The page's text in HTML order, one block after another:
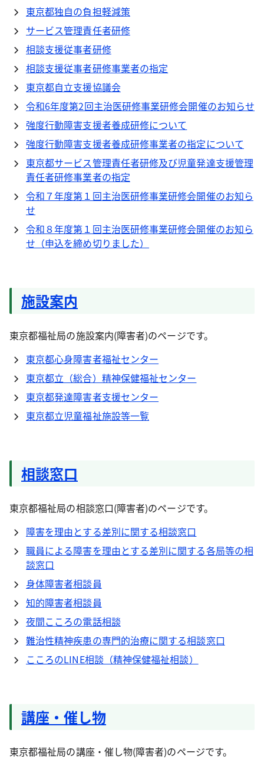
東京都独自の負担軽減策
サービス管理責任者研修
相談支援従事者研修
相談支援従事者研修事業者の指定
東京都自立支援協議会
令和6年度第2回主治医研修事業研修会開催のお知らせ
強度行動障害支援者養成研修について
強度行動障害支援者養成研修事業者の指定について
東京都サービス管理責任者研修及び児童発達支援管理
責任者研修事業者の指定
令和７年度第１回主治医研修事業研修会開催のお知ら
せ
令和８年度第１回主治医研修事業研修会開催のお知ら
せ（申込を締め切りました）
施設案内
東京都福祉局の施設案内(障害者)のページです。
東京都心身障害者福祉センター
東京都立（総合）精神保健福祉センター
東京都発達障害者支援センター
東京都立児童福祉施設等一覧
相談窓口
東京都福祉局の相談窓口(障害者)のページです。
障害を理由とする差別に関する相談窓口
職員による障害を理由とする差別に関する各局等の相
談窓口
身体障害者相談員
知的障害者相談員
夜間こころの電話相談
難治性精神疾患の専門的治療に関する相談窓口
こころのLINE相談（精神保健福祉相談）
講座・催し物
東京都福祉局の講座・催し物(障害者)のページです。